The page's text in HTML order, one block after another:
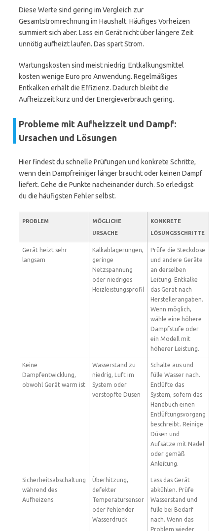
Diese Werte sind gering im Vergleich zur
Gesamtstromrechnung im Haushalt. Häufiges Vorheizen
summiert sich aber. Lass ein Gerät nicht über längere Zeit
unnötig aufheizt laufen. Das spart Strom.
Wartungskosten sind meist niedrig. Entkalkungsmittel
kosten wenige Euro pro Anwendung. Regelmäßiges
Entkalken erhält die Effizienz. Dadurch bleibt die
Aufheizzeit kurz und der Energieverbrauch gering.
Probleme mit Aufheizzeit und Dampf:
Ursachen und Lösungen
Hier findest du schnelle Prüfungen und konkrete Schritte,
wenn dein Dampfreiniger länger braucht oder keinen Dampf
liefert. Gehe die Punkte nacheinander durch. So erledigst
du die häufigsten Fehler selbst.
PROBLEM
MÖGLICHE
URSACHE
KONKRETE
LÖSUNGSSCHRITTE
Gerät heizt sehr
langsam
Kalkablagerungen,
geringe
Netzspannung
oder niedriges
Heizleistungsprofil
Prüfe die Steckdose
und andere Geräte
an derselben
Leitung. Entkalke
das Gerät nach
Herstellerangaben.
Wenn möglich,
wähle eine höhere
Dampfstufe oder
ein Modell mit
höherer Leistung.
Keine
Dampfentwicklung,
obwohl Gerät warm ist
Wasserstand zu
niedrig, Luft im
System oder
verstopfte Düsen
Schalte aus und
fülle Wasser nach.
Entlüfte das
System, sofern das
Handbuch einen
Entlüftungsvorgang
beschreibt. Reinige
Düsen und
Aufsätze mit Nadel
oder gemäß
Anleitung.
Sicherheitsabschaltung
während des
Aufheizens
Überhitzung,
defekter
Temperatursensor
oder fehlender
Wasserdruck
Lass das Gerät
abkühlen. Prüfe
Wasserstand und
fülle bei Bedarf
nach. Wenn das
Problem wieder